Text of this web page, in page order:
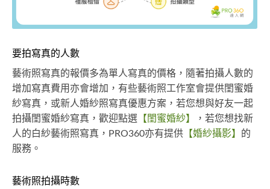
要拍寫真的人數
藝術照寫真的報價多為單人寫真的價格，隨著拍攝人數的
增加寫真費用亦會增加，有些藝術照工作室會提供閨蜜婚
紗寫真，或新人婚紗照寫真優惠方案，若您想與好友一起
拍攝閨蜜婚紗寫真，歡迎點選 【閨蜜婚紗】
，若您想找新
人的白紗藝術照寫真，PRO360亦有提供 【婚紗攝影】
的
服務。
藝術照拍攝時數